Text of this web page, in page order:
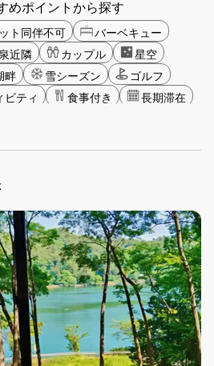
めポイントから探す
ト同伴不可
バーベキュー
近隣 カップル
星空
畔 雪シーズン
ゴルフ
ビティ 食事付き
長期滞在